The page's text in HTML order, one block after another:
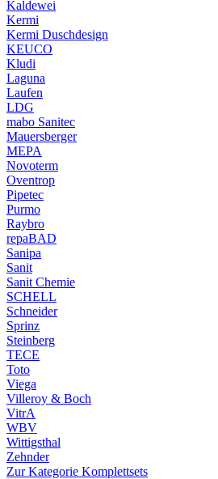
Kaldewei
Kermi
Kermi Duschdesign
KEUCO
Kludi
Laguna
Laufen
LDG
mabo Sanitec
Mauersberger
MEPA
Novoterm
Oventrop
Pipetec
Purmo
Raybro
repaBAD
Sanipa
Sanit
Sanit Chemie
SCHELL
Schneider
Sprinz
Steinberg
TECE
Toto
Viega
Villeroy & Boch
VitrA
WBV
Wittigsthal
Zehnder
Zur Kategorie Komplettsets